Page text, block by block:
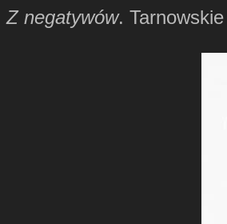
Z negatywów.